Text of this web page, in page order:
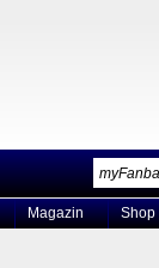
Magazin Shop